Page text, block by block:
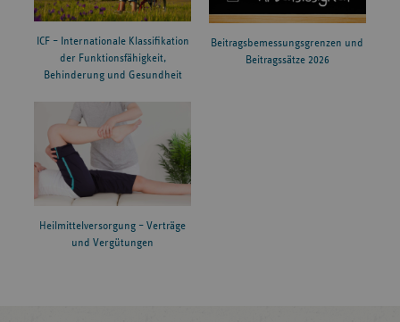
ICF – Internationale Klassifikation
der Funktionsfähigkeit,
Behinderung und Gesundheit
Beitragsbemessungsgrenzen und
Beitragssätze 2026
Heilmittelversorgung – Verträge
und Vergütungen